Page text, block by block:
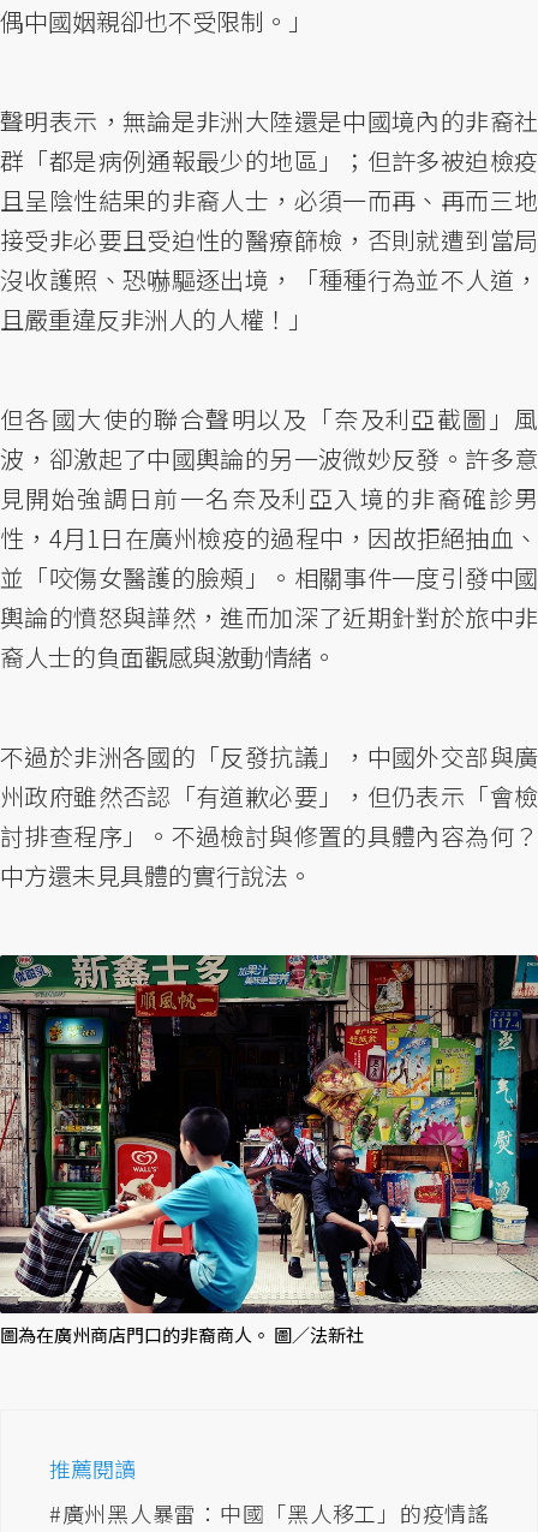
偶中國姻親卻也不受限制。」
聲明表示，無論是非洲大陸還是中國境內的非裔社
群「都是病例通報最少的地區」；但許多被迫檢疫
且呈陰性結果的非裔人士，必須一而再、再而三地
接受非必要且受迫性的醫療篩檢，否則就遭到當局
沒收護照、恐嚇驅逐出境，「種種行為並不人道，
且嚴重違反非洲人的人權！」
但各國大使的聯合聲明以及「奈及利亞截圖」風
波，卻激起了中國輿論的另一波微妙反發。許多意
見開始強調日前一名奈及利亞入境的非裔確診男
性，4月1日在廣州檢疫的過程中，因故拒絕抽血、
並「咬傷女醫護的臉頰」。相關事件一度引發中國
輿論的憤怒與譁然，進而加深了近期針對於旅中非
裔人士的負面觀感與激動情緒。
不過於非洲各國的「反發抗議」，中國外交部與廣
州政府雖然否認「有道歉必要」，但仍表示「會檢
討排查程序」。不過檢討與修置的具體內容為何？
中方還未見具體的實行說法。
圖為在廣州商店門口的非裔商人。 圖／法新社
推薦閱讀
#廣州黑人暴雷：中國「黑人移工」的疫情謠